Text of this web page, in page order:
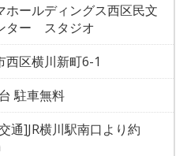
ホールディングス西区民文
ター スタジオ
西区横川新町6-1
駐車無料
通]JR横川駅南口より約